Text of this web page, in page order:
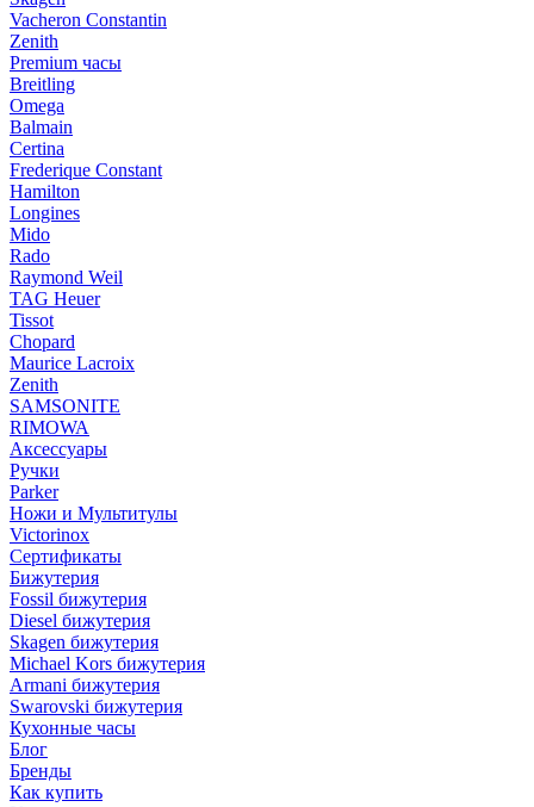
Vacheron Constantin
Zenith
Premium часы
Breitling
Omega
Balmain
Certina
Frederique Constant
Hamilton
Longines
Mido
Rado
Raymond Weil
TAG Heuer
Tissot
Chopard
Maurice Lacroix
Zenith
SAMSONITE
RIMOWA
Аксессуары
Ручки
Parker
Ножи и Мультитулы
Victorinox
Сертификаты
Бижутерия
Fossil бижутерия
Diesel бижутерия
Skagen бижутерия
Michael Kors бижутерия
Armani бижутерия
Swarovski бижутерия
Кухонные часы
Блог
Бренды
Как купить